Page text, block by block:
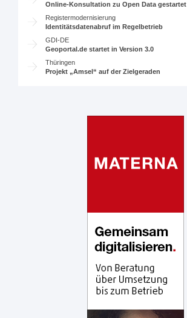
Online-Konsultation zu Open Data gestartet
Registermodernisierung
Identitätsdatenabruf im Regelbetrieb
GDI-DE
Geoportal.de startet in Version 3.0
Thüringen
Projekt „Amsel“ auf der Zielgeraden